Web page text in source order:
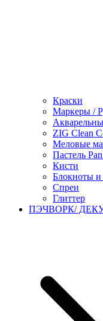
Краски
Маркеры /
ZIG
Меловые
Пастель
Кисти
Блокноты и
Спреи
Глиттер
ПЭЧВОРК/